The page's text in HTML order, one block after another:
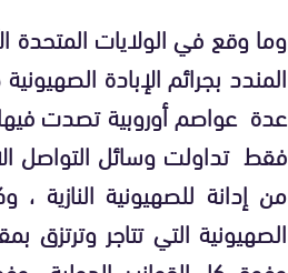
وما وقع في الولايات
المندد بجرائم الإبادة
عدة عواصم أوروبية تصدت
فقط تداولت وسائل التواصل
من إدانة للصهيونية
الصهيونية التي تتاجر وترتزق